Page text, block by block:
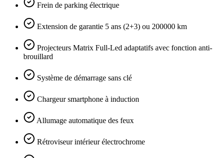
Frein de parking électrique
Extension de garantie 5 ans (2+3) ou 200000 km
Projecteurs Matrix Full-Led adaptatifs avec fonction anti-
brouillard
Système de démarrage sans clé
Chargeur smartphone à induction
Allumage automatique des feux
Rétroviseur intérieur électrochrome